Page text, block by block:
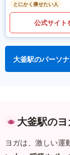
とにかく痩せたい人
公式サイト
大釜駅のパーソ
大釜駅の
ヨガは、激しい運